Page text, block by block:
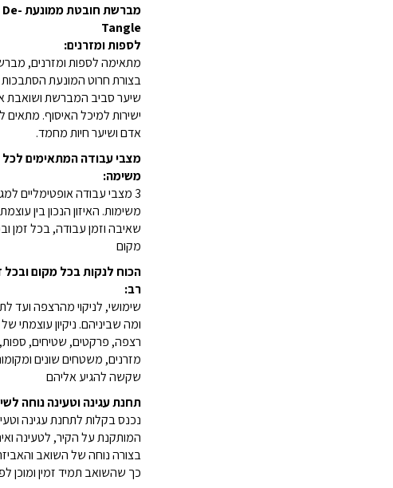
מברשת חובטת ממונעת De-
Tangle
לספות ומזרנים:
מתאימה לספות ומזרנים,
בצורת חרוט המונעת
שיער סביב המברשת ושואבת
ישירות למיכל האיסוף. מתאים
אדם ושיער חיות מחמד.
מצבי עבודה המתאימים לכל
משימה:
3 מצבי עבודה אופטימליים
משימות. האיזון הנכון בין עוצמת
שאיבה וזמן עבודה, בכל זמן
מקום
הכוח לנקות בכל מקום ובכל
רב:
שימושי, לניקוי מהרצפה ועד
ומה שביניהם. ניקיון עוצמתי של
רצפה, פרקטים, שטיחים, ספות,
מזרנים, משטחים שונים
שקשה להגיע אליהם
תחנת עגינה וטעינה נוחה
נכנס בקלות לתחנת עגינה
המותקנת על הקיר, לטעינה
בצורה נוחה של השואב
כך שהשואב תמיד זמין ומוכן